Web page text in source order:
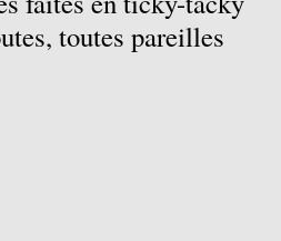
toutes pareilles